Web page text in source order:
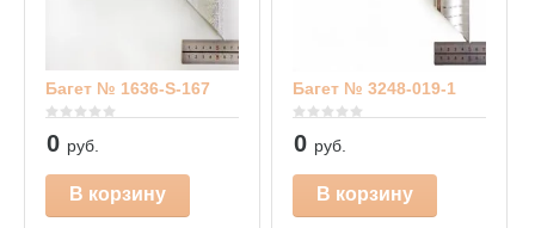
Багет № 1636-S-167
0 руб.
В корзину
Багет № 3248-019-1
0 руб.
В корзину